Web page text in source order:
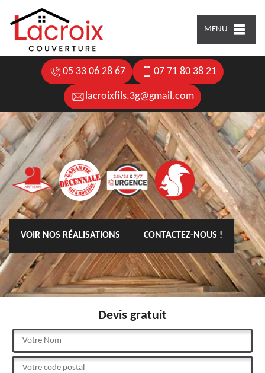
MENU
05 33 06 28 67 07 71 80 38 21
lacroixfils.3g@gmail.com
VOIR NOS RÉALISATIONS CONTACTEZ-NOUS !
Devis gratuit